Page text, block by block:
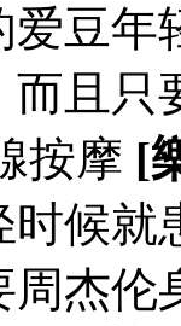
豆
且只
按摩 [
候就
杰伦